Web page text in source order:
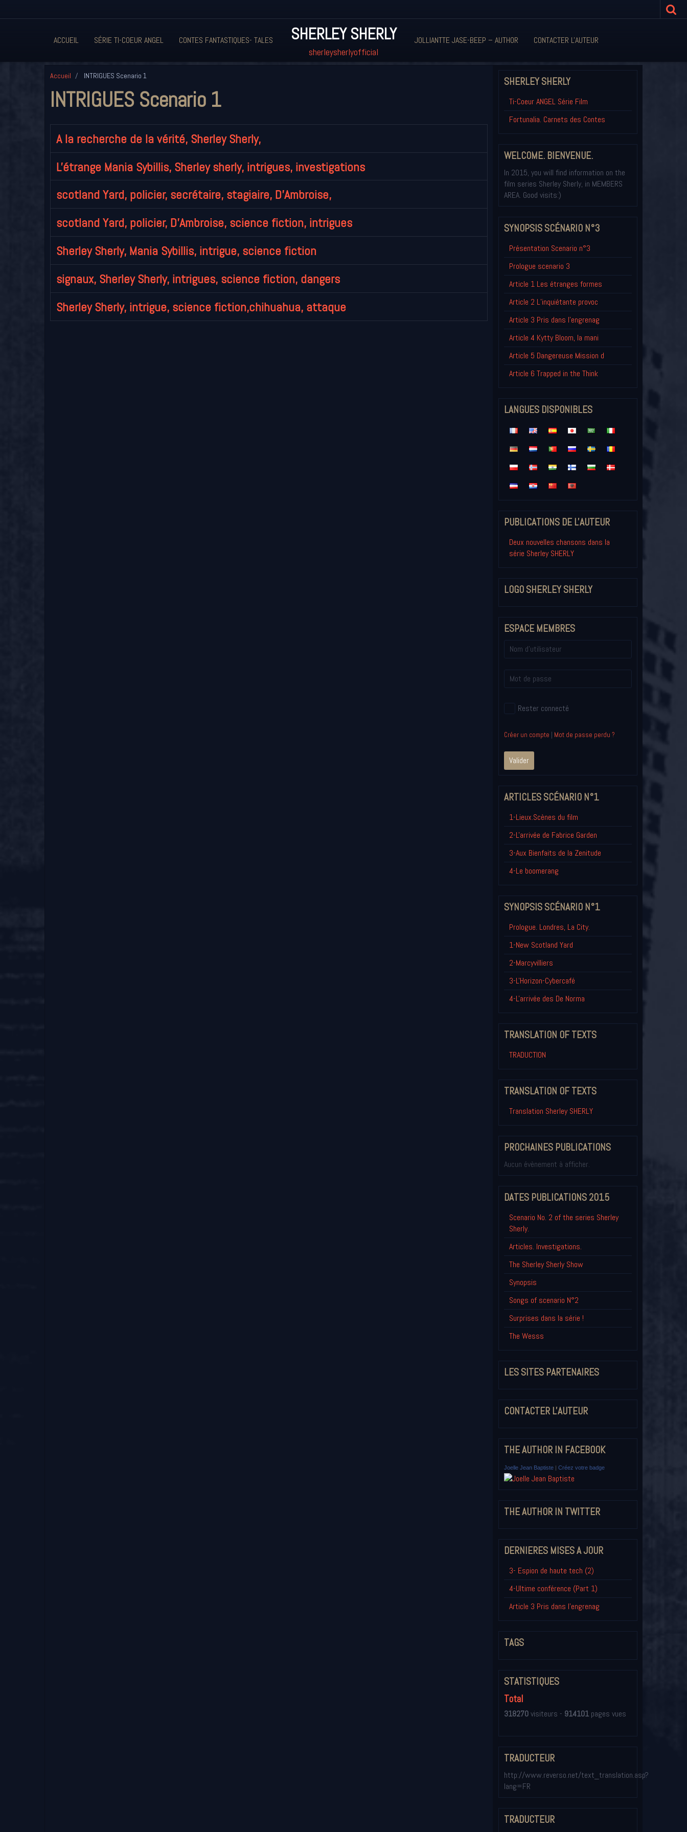
ACCUEIL SÉRIE TI-COEUR ANGEL CONTES FANTASTIQUES- TALES SHERLEY SHERLY
sherleysherlyofficial
JOLLIANTTE JASE-BEEP – AUTHOR CONTACTER L'AUTEUR
Accueil INTRIGUES Scenario 1
INTRIGUES Scenario 1
A la recherche de la vérité, Sherley Sherly,
L'étrange Mania Sybillis, Sherley sherly, intrigues, investigations
scotland Yard, policier, secrétaire, stagiaire, D'Ambroise,
scotland Yard, policier, D'Ambroise, science fiction, intrigues
Sherley Sherly, Mania Sybillis, intrigue, science fiction
signaux, Sherley Sherly, intrigues, science fiction, dangers
Sherley Sherly, intrigue, science fiction,chihuahua, attaque
SHERLEY SHERLY
Ti-Coeur ANGEL Série Film
Fortunalia. Carnets des Contes
WELCOME. BIENVENUE.
In 2015, you will find information on the
film series Sherley Sherly, in MEMBERS
AREA. Good visits:)
SYNOPSIS SCÉNARIO N°3
Présentation Scenario n°3
Prologue scenario 3
Article 1 Les étranges formes
Article 2 L’inquiétante provoc
Article 3 Pris dans l'engrenag
Article 4 Kytty Bloom, la mani
Article 5 Dangereuse Mission d
Article 6 Trapped in the Think
LANGUES DISPONIBLES
PUBLICATIONS DE L'AUTEUR
Deux nouvelles chansons dans la
série Sherley SHERLY
LOGO SHERLEY SHERLY
ESPACE MEMBRES
Rester connecté
Créer un compte | Mot de passe perdu ?
Valider
ARTICLES SCÉNARIO N°1
1-Lieux.Scènes du film
2-L'arrivée de Fabrice Garden
3-Aux Bienfaits de la Zenitude
4-Le boomerang
SYNOPSIS SCÉNARIO N°1
Prologue. Londres, La City.
1-New Scotland Yard
2-Marcyvilliers
3-L'Horizon-Cybercafé
4-L'arrivée des De Norma
TRANSLATION OF TEXTS
TRADUCTION
TRANSLATION OF TEXTS
Translation Sherley SHERLY
PROCHAINES PUBLICATIONS
Aucun évènement à afficher.
DATES PUBLICATIONS 2015
Scenario No. 2 of the series Sherley
Sherly.
Articles. Investigations.
The Sherley Sherly Show
Synopsis
Songs of scenario N°2
Surprises dans la série !
The Wesss
LES SITES PARTENAIRES
CONTACTER L'AUTEUR
THE AUTHOR IN FACEBOOK
Joelle Jean Baptiste| Créez votre badge
THE AUTHOR IN TWITTER
DERNIERES MISES A JOUR
3- Espion de haute tech (2)
4-Ultime conférence (Part 1)
Article 3 Pris dans l'engrenag
TAGS
STATISTIQUES
Total
318270visiteurs - 914101pages vues
TRADUCTEUR
http://www.reverso.net/text_translation.asp?
lang=FR
TRADUCTEUR